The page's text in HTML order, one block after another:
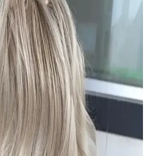
doğal ve pastel tonlar öne çıkıyor.
bakım ve uygun renk seçimleriyle
Özel Losyon: Doğal
Karşı Etkili Çözüm
Özel Losyon, doğal içeriklerle saç
kullanımı kolay ve vegan formülüyle saç
saç bakım ürünüdür.
& Keratin Dökülmeye Eğilimli
Özellikleri ve Kullanıcı